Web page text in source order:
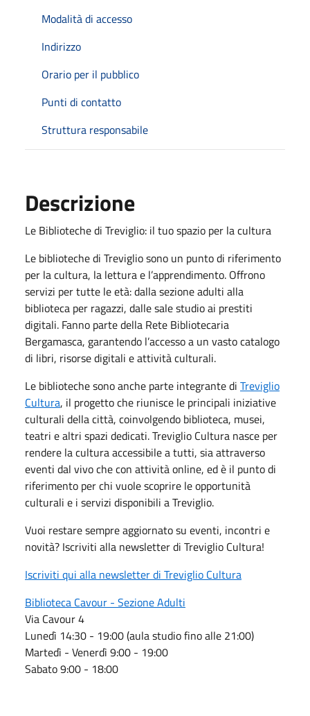
Modalità di accesso
Indirizzo
Orario per il pubblico
Punti di contatto
Struttura responsabile
Descrizione
Le Biblioteche di Treviglio: il tuo spazio per la cultura
Le biblioteche di Treviglio sono un punto di riferimento
per la cultura, la lettura e l’apprendimento. Offrono
servizi per tutte le età: dalla sezione adulti alla
biblioteca per ragazzi, dalle sale studio ai prestiti
digitali. Fanno parte della Rete Bibliotecaria
Bergamasca, garantendo l’accesso a un vasto catalogo
di libri, risorse digitali e attività culturali.
Le biblioteche sono anche parte integrante di Treviglio
Cultura, il progetto che riunisce le principali iniziative
culturali della città, coinvolgendo biblioteca, musei,
teatri e altri spazi dedicati. Treviglio Cultura nasce per
rendere la cultura accessibile a tutti, sia attraverso
eventi dal vivo che con attività online, ed è il punto di
riferimento per chi vuole scoprire le opportunità
culturali e i servizi disponibili a Treviglio.
Vuoi restare sempre aggiornato su eventi, incontri e
novità? Iscriviti alla newsletter di Treviglio Cultura!
Iscriviti qui alla newsletter di Treviglio Cultura
Biblioteca Cavour - Sezione Adulti
Via Cavour 4
Lunedì 14:30 - 19:00 (aula studio fino alle 21:00)
Martedì - Venerdì 9:00 - 19:00
Sabato 9:00 - 18:00